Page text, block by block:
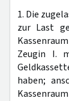
1. Die
zur Last
Zeugin I.
haben;